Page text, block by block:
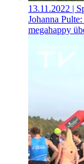
13.11.2022 |
Johanna
megahappy